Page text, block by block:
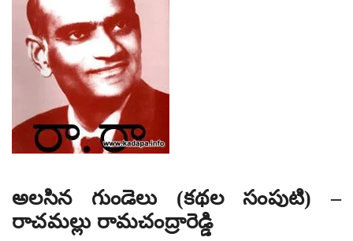
అలసిన గుండెలు (కథల సంపుటి) –
రాచమల్లు రామచంద్రారెడ్డి